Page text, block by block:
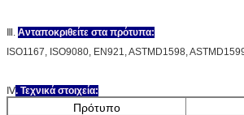
Ⅲ. Ανταποκριθείτε στα πρότυπα:
ISO1167, ISO9080, EN921, ASTMD1598,
Ⅳ. Τεχνικά στοιχεία:
Πρότυπο